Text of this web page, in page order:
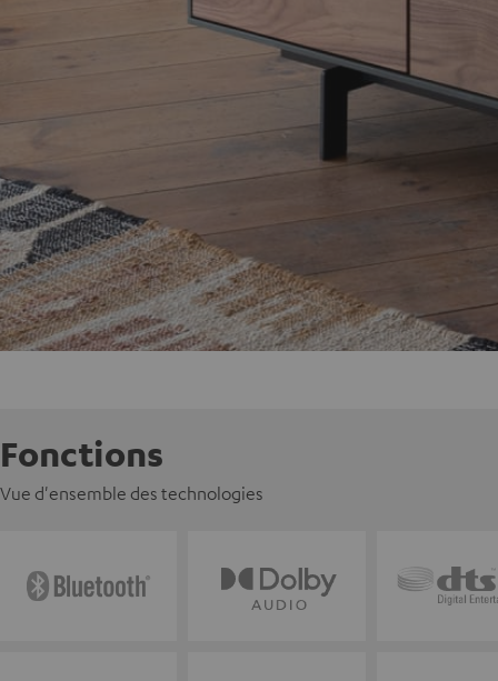
Fonctions
Vue d'ensemble des technologies